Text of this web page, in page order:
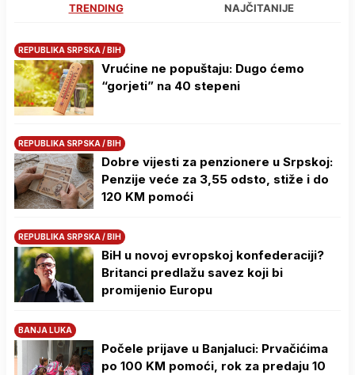
TRENDING NAJČITANIJE
REPUBLIKA SRPSKA / BIH
Vrućine ne popuštaju: Dugo ćemo
“gorjeti” na 40 stepeni
REPUBLIKA SRPSKA / BIH
Dobre vijesti za penzionere u Srpskoj:
Penzije veće za 3,55 odsto, stiže i do
120 KM pomoći
REPUBLIKA SRPSKA / BIH
BiH u novoj evropskoj konfederaciji?
Britanci predlažu savez koji bi
promijenio Europu
BANJA LUKA
Počele prijave u Banjaluci: Prvačićima
po 100 KM pomoći, rok za predaju 10